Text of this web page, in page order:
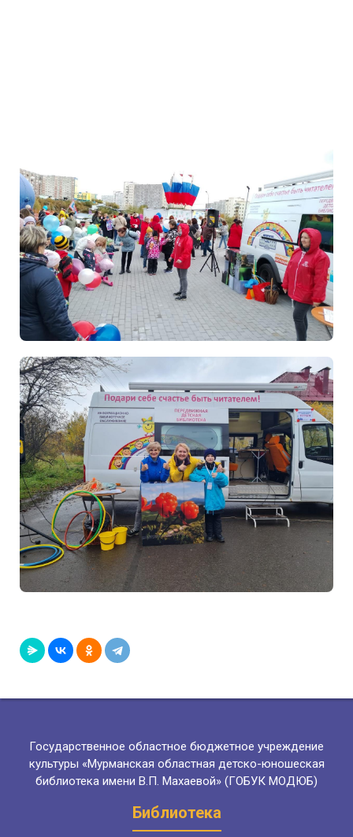
Государственное областное бюджетное учреждение
культуры «Мурманская областная детско-юношеская
библиотека имени В.П. Махаевой» (ГОБУК МОДЮБ)
Библиотека